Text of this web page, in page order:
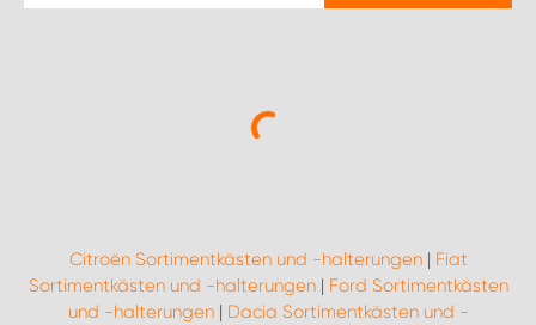
Citroën Sortimentkästen und -halterungen| Fiat
Sortimentkästen und -halterungen| Ford Sortimentkästen
und -halterungen| Dacia Sortimentkästen und -